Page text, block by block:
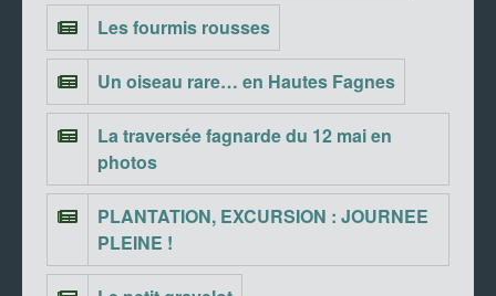
Les fourmis rousses
Un oiseau rare… en Hautes Fagnes
La traversée fagnarde du 12 mai en
photos
PLANTATION, EXCURSION : JOURNEE
PLEINE !